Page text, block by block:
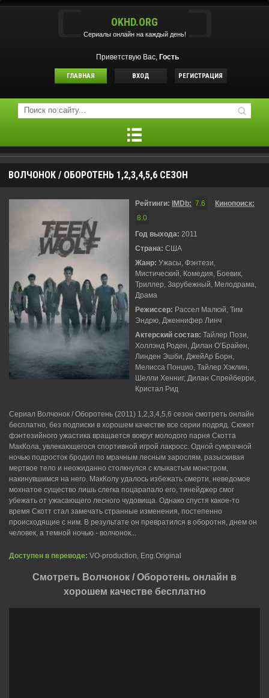
OKHD.ORG
Сериалы онлайн на каждый день!
Приветствую Вас, Гость
ГЛАВНАЯ ВХОД РЕГИСТРАЦИЯ
ВОЛЧОНОК / ОБОРОТЕНЬ 1,2,3,4,5,6 СЕЗОН
Рейтинги: IMDb: 7.6
Кинопоиск:
8.0
Год выхода: 2011
Страна: США
Жанр: Ужасы, Фэнтези,
Мистический, Комедия, Боевик,
Триллер, Зарубежный, Мелодрама,
Драма
Режиссер: Рассел Малкэй, Тим
Эндрю, Дженнифер Линч
Актерский состав: Тайлер Пози,
Холлэнд Роден, Дилан О’Брайен,
Линден Эшби, ДжейАр Борн,
Мелисса Понцио, Тайлер Хэклин,
Шелли Хенниг, Дилан Спрейберри,
Кристал Рид
Сериал Волчонок / Оборотень (2011) 1,2,3,4,5,6 сезон смотреть онлайн
бесплатно, без подписки в хорошем качестве все серии подряд. Сюжет
фэнтезийного ужастика вращается вокруг молодого парня Скотта
МакКола, увлекающегося спортивной игрой лакросс. Одной сумрачной
ночью подросток бродил по мрачным лесным зарослям, разыскивая
мертвое тело и неожиданно столкнулся с клыкастым монстром,
накинувшимся на него. МакКолу удалось избежать смерти, неведомое
мохнатое существо лишь слегка поцарапало его, тинейджер смог
убежать от ужасающего лесного чудовища. Однако спустя какое-то
время Скотт стал замечать странные изменения, постепенно
происходящие с ним. В результате он превратился в оборотня, днем он
человек, а темной ночью - волчонок...
Доступен в переводе: VO-production, Eng.Original
Смотреть Волчонок / Оборотень онлайн в
хорошем качестве бесплатно